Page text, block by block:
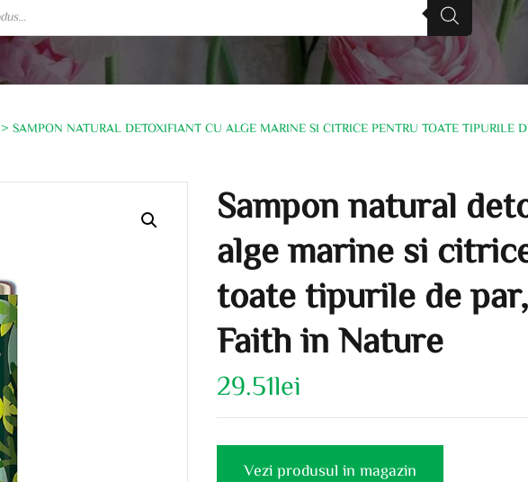
> SAMPON NATURAL DETOXIFIANT CU ALGE MARINE SI CITRICE PENTRU TOATE TIPURILE
Sampon natural
alge marine si
toate tipurile de
Faith in Nature
29.51lei
Vezi produsul in magazin